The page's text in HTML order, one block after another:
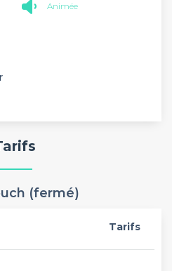
Animée
(fermé)
Tarifs